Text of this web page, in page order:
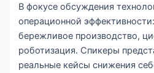
В фокусе обсуждения
операционной эффективности:
бережливое производство,
роботизация. Спикеры
реальные кейсы снижения